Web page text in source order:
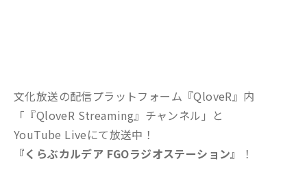
文化放送の配信プラットフォーム『QloveR』内
「『QloveR Streaming』チャンネル」と
YouTube Liveにて放送中！
『くらぶカルデア FGOラジオステーション』
！